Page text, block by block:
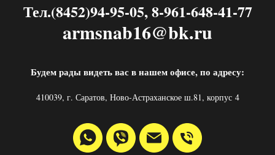
Тел.(8452)94-95-05, 8-961-648-41-77
armsnab16@bk.ru
Будем рады видеть вас в нашем офисе, по адресу:
410039, г. Саратов, Ново-Астраханское ш.81, корпус 4